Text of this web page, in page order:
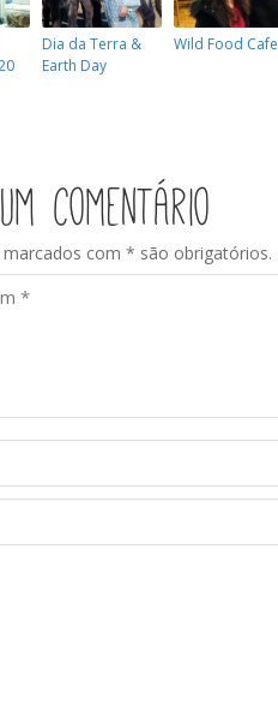
Dia da Terra &
Earth Day
Wild Food Cafe
comentário
marcados com * são obrigatórios.